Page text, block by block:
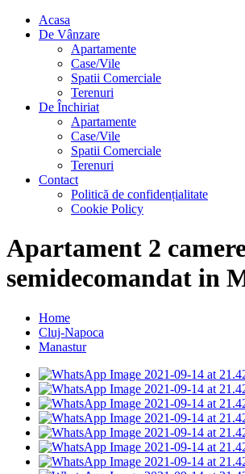
Acasa
De Vânzare
Apartamente
Case/Vile
Spatii Comerciale
Terenuri
De Închiriat
Apartamente
Case/Vile
Spatii Comerciale
Terenuri
Contact
Politică de confidențialitate
Cookie Policy
Apartament 2
semidecomandat in
Home
Cluj-Napoca
Manastur